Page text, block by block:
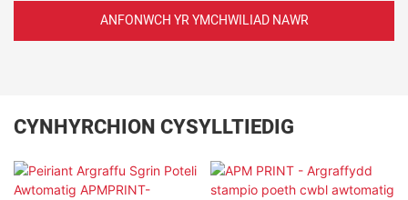
ANFONWCH YR YMCHWILIAD NAWR
CYNHYRCHION CYSYLLTIEDIG